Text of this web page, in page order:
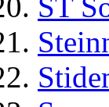
ST